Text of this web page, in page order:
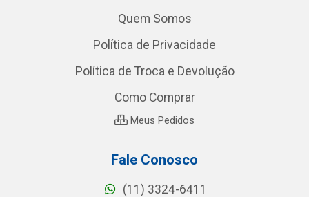
Quem Somos
Política de Privacidade
Política de Troca e Devolução
Como Comprar
Meus Pedidos
Fale Conosco
(11) 3324-6411